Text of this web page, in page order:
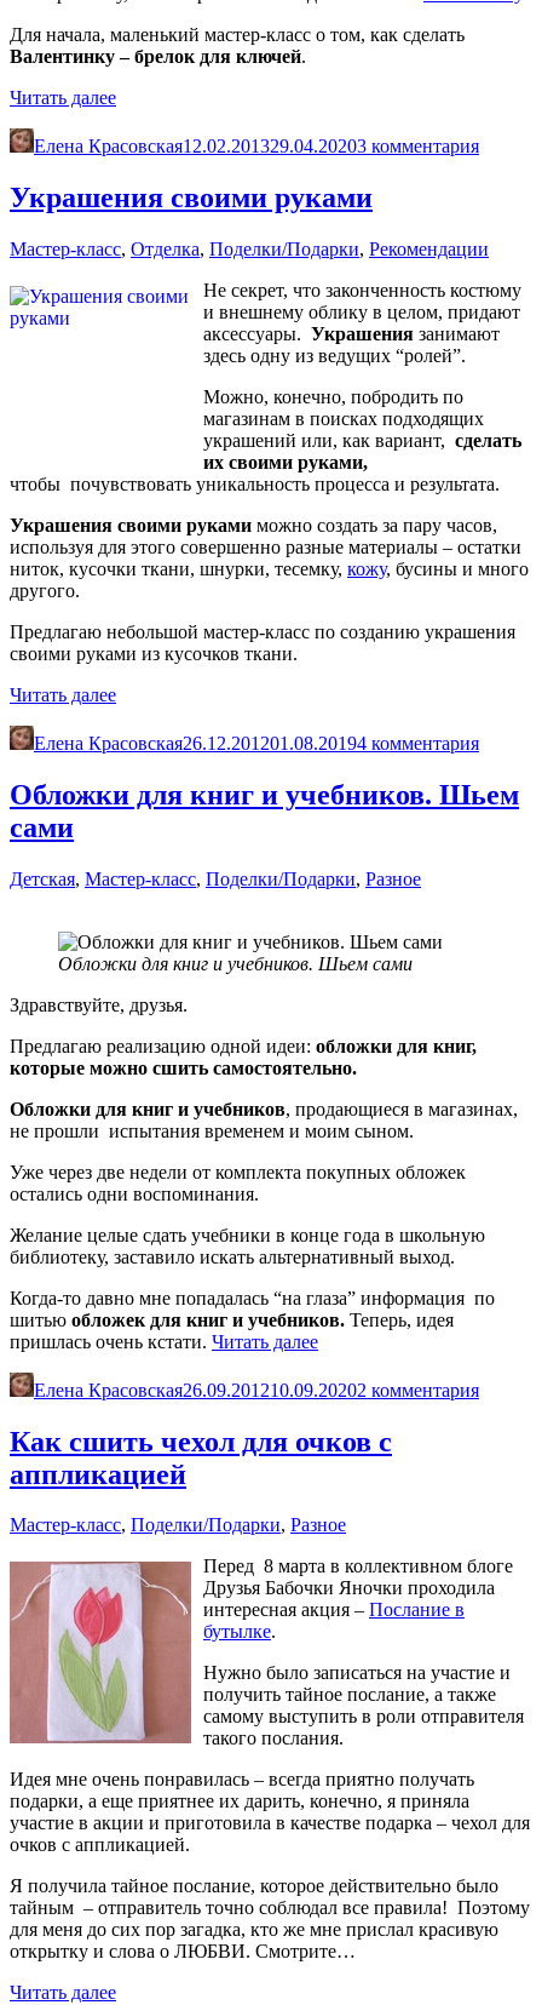
Для начала, маленький мастер-класс о том, как сделать
Валентинку – брелок для ключей.
Читать далее«Валентинки
руками»
Елена Красовская12.02.201329.04.20203 комментария
Украшения своими руками
Мастер-класс, Отделка, Поделки/Подарки, Рекомендации
Не секрет, что законченность костюму
и внешнему облику в целом, придают
аксессуары. Украшения занимают
здесь одну из ведущих “ролей”.
Можно, конечно, побродить по
магазинам в поисках подходящих
украшений или, как вариант, сделать
их своими руками,
чтобы почувствовать уникальность процесса и результата.
Украшения своими руками можно создать за пару часов,
используя для этого совершенно разные материалы – остатки
ниток, кусочки ткани, шнурки, тесемку, кожу, бусины и много
другого.
Предлагаю небольшой мастер-класс по созданию украшения
своими руками из кусочков ткани.
Читать далее«Украшения
руками»
Елена Красовская26.12.201201.08.20194 комментария
Обложки для книг и учебников. Шьем
сами
Детская, Мастер-класс, Поделки/Подарки, Разное
Обложки для книг и учебников. Шьем сами
Здравствуйте, друзья.
Предлагаю реализацию одной идеи: обложки для книг,
которые можно сшить самостоятельно.
Обложки для книг и учебников, продающиеся в магазинах,
не прошли испытания временем и моим сыном.
Уже через две недели от комплекта покупных обложек
остались одни воспоминания.
Желание целые сдать учебники в конце года в школьную
библиотеку, заставило искать альтернативный выход.
Когда-то давно мне попадалась “на глаза” информация по
шитью обложек для книг и учебников. Теперь, идея
пришлась очень кстати. Читать далее«Обложки
книг
и
Шьем
Елена Красовская26.09.201210.09.20202 комментария
Как сшить чехол для очков с
аппликацией
Мастер-класс, Поделки/Подарки, Разное
Перед 8 марта в коллективном блоге
Друзья Бабочки Яночки проходила
интересная акция – Послание в
бутылке.
Нужно было записаться на участие и
получить тайное послание, а также
самому выступить в роли отправителя
такого послания.
Идея мне очень понравилась – всегда приятно получать
подарки, а еще приятнее их дарить, конечно, я приняла
участие в акции и приготовила в качестве подарка – чехол для
очков с аппликацией.
Я получила тайное послание, которое действительно было
тайным – отправитель точно соблюдал все правила! Поэтому
для меня до сих пор загадка, кто же мне прислал красивую
открытку и слова о ЛЮБВИ. Смотрите…
Читать далее«Как